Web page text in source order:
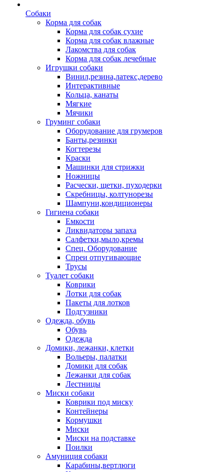
Собаки
Корма для собак
Корма для собак сухие
Корма для собак влажные
Лакомства для собак
Корма для собак лечебные
Игрушки собаки
Винил,резина,латекс,дерево
Интерактивные
Кольца, канаты
Мягкие
Мячики
Груминг собаки
Оборудование для грумеров
Банты,резинки
Когтерезы
Краски
Машинки для стрижки
Ножницы
Расчески, щетки, пуходерки
Скребницы, колтунорезы
Шампуни,кондиционеры
Гигиена собаки
Емкости
Ликвидаторы запаха
Салфетки,мыло,кремы
Спец. Оборудование
Спреи отпугивающие
Трусы
Туалет собаки
Коврики
Лотки для собак
Пакеты для лотков
Подгузники
Одежда, обувь
Обувь
Одежда
Домики, лежанки, клетки
Вольеры, палатки
Домики для собак
Лежанки для собак
Лестницы
Миски собаки
Коврики под миску
Контейнеры
Кормушки
Миски
Миски на подставке
Поилки
Амуниция собаки
Карабины,вертлюги